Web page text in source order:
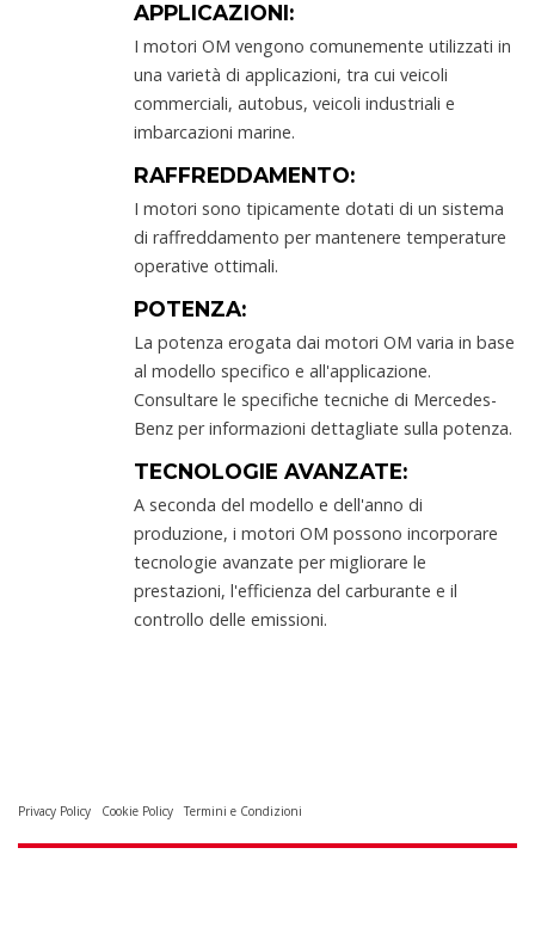
APPLICAZIONI:
I motori OM vengono comunemente utilizzati in
una varietà di applicazioni, tra cui veicoli
commerciali, autobus, veicoli industriali e
imbarcazioni marine.
RAFFREDDAMENTO:
I motori sono tipicamente dotati di un sistema
di raffreddamento per mantenere temperature
operative ottimali.
POTENZA:
La potenza erogata dai motori OM varia in base
al modello specifico e all'applicazione.
Consultare le specifiche tecniche di Mercedes-
Benz per informazioni dettagliate sulla potenza.
TECNOLOGIE AVANZATE:
A seconda del modello e dell'anno di
produzione, i motori OM possono incorporare
tecnologie avanzate per migliorare le
prestazioni, l'efficienza del carburante e il
controllo delle emissioni.
Privacy Policy Cookie Policy Termini e Condizioni